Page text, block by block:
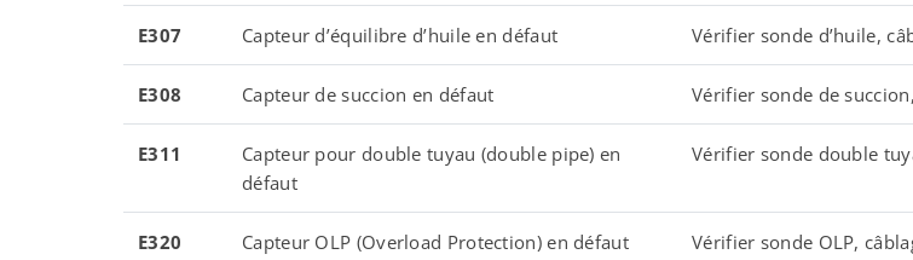
E307 Capteur d’équilibre d’huile en défaut Vérifier sonde d’huile,
E308 Capteur de succion en défaut Vérifier sonde de
E311
Capteur pour double tuyau (double pipe) en
défaut
Vérifier sonde double
E320 Capteur OLP (Overload Protection) en défaut Vérifier sonde OLP,